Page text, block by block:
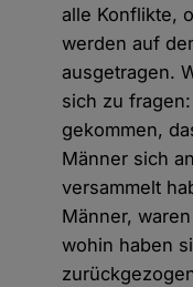
alle Konflikte,
werden auf
ausgetragen.
sich zu
gekommen,
Männer sich
versammelt
Männer,
wohin haben